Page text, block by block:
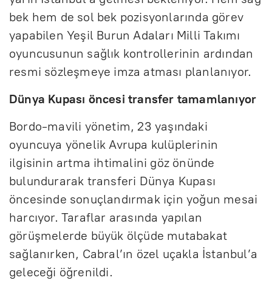
bek hem de sol bek pozisyonlarında görev
yapabilen Yeşil Burun Adaları Milli Takımı
oyuncusunun sağlık kontrollerinin ardından
resmi sözleşmeye imza atması planlanıyor.
Dünya Kupası öncesi transfer tamamlanıyor
Bordo-mavili yönetim, 23 yaşındaki
oyuncuya yönelik Avrupa kulüplerinin
ilgisinin artma ihtimalini göz önünde
bulundurarak transferi Dünya Kupası
öncesinde sonuçlandırmak için yoğun mesai
harcıyor. Taraflar arasında yapılan
görüşmelerde büyük ölçüde mutabakat
sağlanırken, Cabral’ın özel uçakla İstanbul’a
geleceği öğrenildi.